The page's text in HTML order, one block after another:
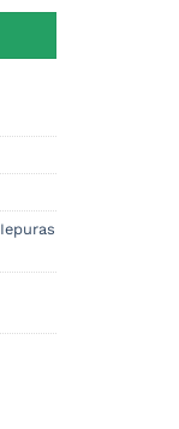
Iepuras